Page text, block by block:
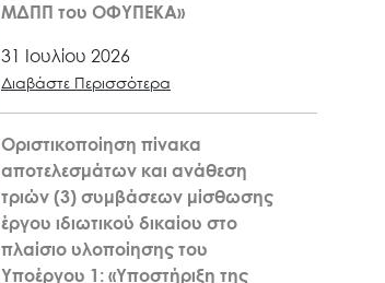
ΜΔΠΠ του ΟΦΥΠΕΚΑ»
31 Ιουλίου 2026
Διαβάστε Περισσότερα
Οριστικοποίηση πίνακα
αποτελεσμάτων και ανάθεση
τριών (3) συμβάσεων μίσθωσης
έργου ιδιωτικού δικαίου στο
πλαίσιο υλοποίησης του
Υποέργου 1: «Υποστήριξη της